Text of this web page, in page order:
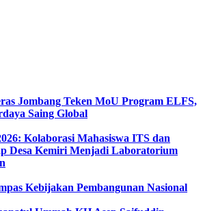
Jombang Teken MoU Program ELFS,
Saing Global
Kolaborasi Mahasiswa ITS dan
Desa Kemiri Menjadi Laboratorium
Kebijakan Pembangunan Nasional